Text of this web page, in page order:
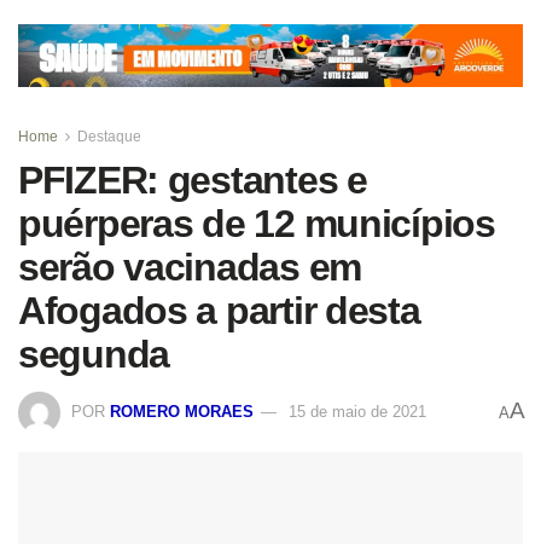
Home Destaque
PFIZER: gestantes e
puérperas de 12 municípios
serão vacinadas em
Afogados a partir desta
segunda
POR ROMERO MORAES 15 de maio de 2021 AA